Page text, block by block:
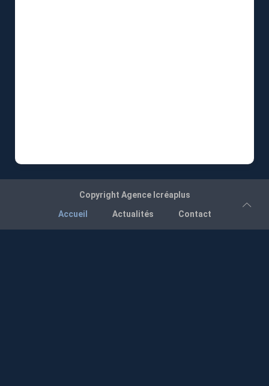
Copyright Agence Icréaplus
Accueil
Actualités Contact